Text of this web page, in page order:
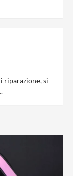
riparazione, si